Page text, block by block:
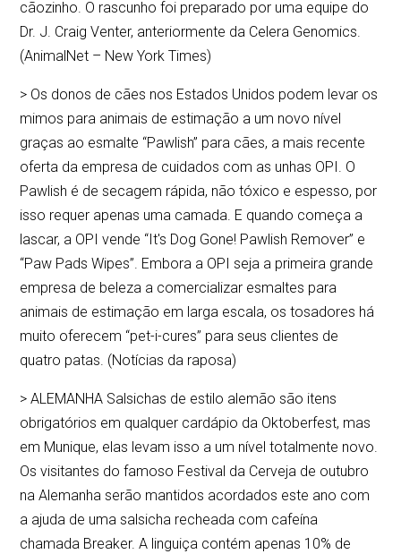
cãozinho. O rascunho foi preparado por uma equipe do
Dr. J. Craig Venter, anteriormente da Celera Genomics.
(AnimalNet – New York Times)
> Os donos de cães nos Estados Unidos podem levar os
mimos para animais de estimação a um novo nível
graças ao esmalte “Pawlish” para cães, a mais recente
oferta da empresa de cuidados com as unhas OPI. O
Pawlish é de secagem rápida, não tóxico e espesso, por
isso requer apenas uma camada. E quando começa a
lascar, a OPI vende “It's Dog Gone! Pawlish Remover” e
“Paw Pads Wipes”. Embora a OPI seja a primeira grande
empresa de beleza a comercializar esmaltes para
animais de estimação em larga escala, os tosadores há
muito oferecem “pet-i-cures” para seus clientes de
quatro patas. (Notícias da raposa)
> ALEMANHA Salsichas de estilo alemão são itens
obrigatórios em qualquer cardápio da Oktoberfest, mas
em Munique, elas levam isso a um nível totalmente novo.
Os visitantes do famoso Festival da Cerveja de outubro
na Alemanha serão mantidos acordados este ano com
a ajuda de uma salsicha recheada com cafeína
chamada Breaker. A linguiça contém apenas 10% de